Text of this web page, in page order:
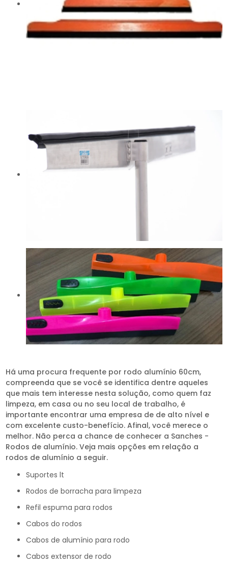
Há uma procura frequente por rodo alumínio 60cm,
compreenda que se você se identifica dentre aqueles
que mais tem interesse nesta solução, como quem faz
limpeza, em casa ou no seu local de trabalho, é
importante encontrar uma empresa de de alto nível e
com excelente custo-benefício. Afinal, você merece o
melhor. Não perca a chance de conhecer a Sanches -
Rodos de alumínio. Veja mais opções em relação a
rodos de alumínio a seguir.
suportes lt
rodos de borracha para limpeza
refil espuma para rodos
cabos do rodos
cabos de alumínio para rodo
cabos extensor de rodo